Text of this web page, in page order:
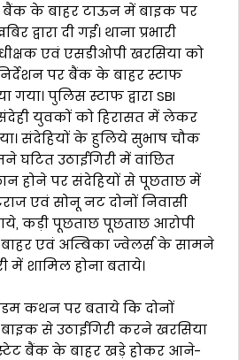
बैंक के बाहर टाऊन में बाइक पर
दी गई। थाना प्रभारी
एवं एसडीओपी खरसिया को
पर बैंक के बाहर स्टाफ
पुलिस स्टाफ द्वारा SBI
युवकों को हिरासत में लेकर
संदेहियों के हुलिये सुभाष चौक
घटित उठाईगिरी में वांछित
होने पर संदेहियों से पूछताछ में
एवं सोनू नट दोनों निवासी
कड़ी पूछताछ पूछताछ आरोपी
एवं अम्बिका ज्वेलर्स के सामने
में शामिल होना बताये।
कथन पर बताये कि दोनों
से उठाईगिरी करने खरसिया
बैंक के बाहर खड़े होकर आने-